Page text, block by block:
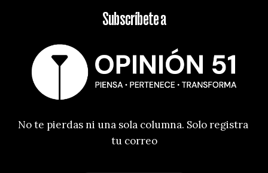
Subscríbete a
No te pierdas ni una sola columna. Solo registra
tu correo